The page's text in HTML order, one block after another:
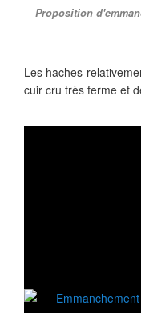
Proposition
Les haches
cuir cru très ferme et